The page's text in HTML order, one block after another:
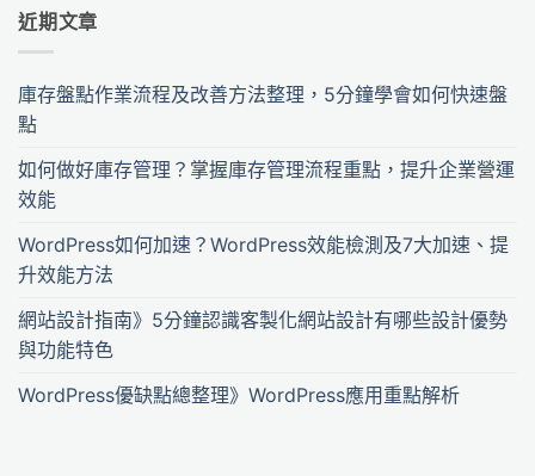
近期文章
庫存盤點作業流程及改善方法整理，5分鐘學會如何快速盤
點
如何做好庫存管理？掌握庫存管理流程重點，提升企業營運
效能
WordPress如何加速？WordPress效能檢測及7大加速、提
升效能方法
網站設計指南》5分鐘認識客製化網站設計有哪些設計優勢
與功能特色
WordPress優缺點總整理》WordPress應用重點解析